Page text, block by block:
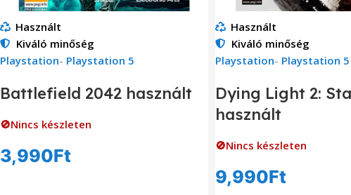
Használt
Kiváló minőség
Playstation- Playstation 5
Battlefield 2042 használt
🚫Nincs készleten
3,990Ft
Használt
Kiváló minőség
Playstation- Playstation 5
Dying Light 2:
használt
🚫Nincs készleten
9,990Ft